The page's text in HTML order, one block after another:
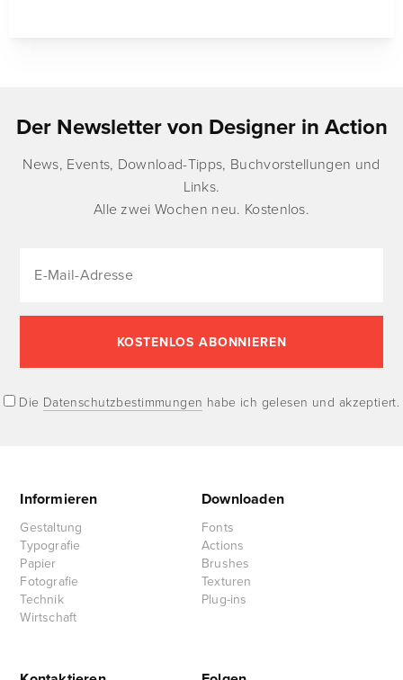
Der Newsletter von Designer in Action
News, Events, Download-Tipps, Buchvorstellungen und
Links.
Alle zwei Wochen neu. Kostenlos.
Die Datenschutzbestimmungen habe ich gelesen und akzeptiert.
Informieren
Gestaltung
Typografie
Papier
Fotografie
Technik
Wirtschaft
Downloaden
Fonts
Actions
Brushes
Texturen
Plug-ins